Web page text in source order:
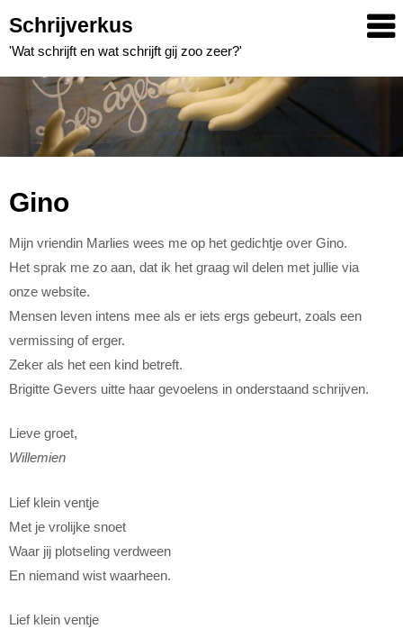
to
content
Schrijverkus
'Wat schrijft en wat schrijft gij zoo zeer?'
Gino
Mijn vriendin Marlies wees me op het gedichtje over Gino.
Het sprak me zo aan, dat ik het graag wil delen met jullie via
onze website.
Mensen leven intens mee als er iets ergs gebeurt, zoals een
vermissing of erger.
Zeker als het een kind betreft.
Brigitte Gevers uitte haar gevoelens in onderstaand schrijven.
Lieve groet,
Willemien
Lief klein ventje
Met je vrolijke snoet
Waar jij plotseling verdween
En niemand wist waarheen.
Lief klein ventje